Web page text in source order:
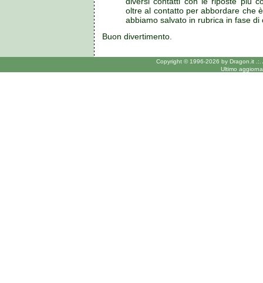
oltre al contatto per abbordare che
abbiamo salvato in rubrica in fase di
Buon divertimento.
Copyright © 1996-2026 by Dragon.it .:.
Ultimo